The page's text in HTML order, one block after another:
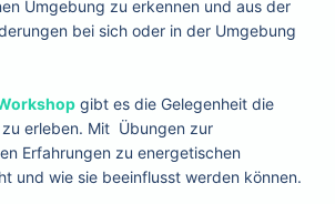
Umgebung zu erkennen und aus der
bei sich oder in der Umgebung
gibt es die Gelegenheit die
erleben. Mit Übungen zur
Erfahrungen zu energetischen
und wie sie beeinflusst werden können.